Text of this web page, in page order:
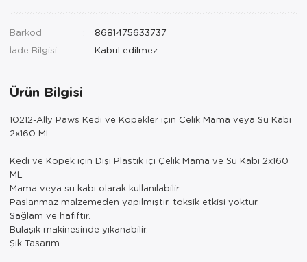
Barkod
8681475633737
İade Bilgisi:
Ürün Bilgisi
10212-Ally Paws Kedi ve Köpekler için Çelik Mama veya Su Kabı
2x160 ML
Kedi ve Köpek için Dışı Plastik içi Çelik Mama ve Su Kabı 2x160
ML
Mama veya su kabı olarak kullanılabilir.
Paslanmaz malzemeden yapılmıştır, toksik etkisi yoktur.
Sağlam ve hafiftir.
Bulaşık makinesinde yıkanabilir.
Şık Tasarım